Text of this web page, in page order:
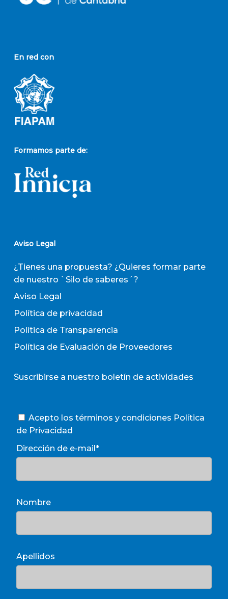
En red con
Formamos parte de:
Aviso Legal
¿Tienes una propuesta? ¿Quieres formar parte
de nuestro `Silo de saberes´?
Aviso Legal
Política de privacidad
Política de Transparencia
Política de Evaluación de Proveedores
Suscribirse a nuestro boletín de actividades
Acepto los términos y condiciones Política
de Privacidad
Dirección de e-mail*
Nombre
Apellidos